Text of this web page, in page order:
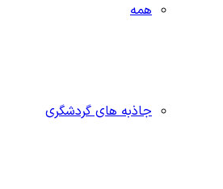
همه
جاذبه‌ های گردشگری